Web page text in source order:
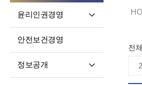
윤리인권경영
고객서비스 헌장
윤리 자가 진단
안전보건경영
정보공개
전체